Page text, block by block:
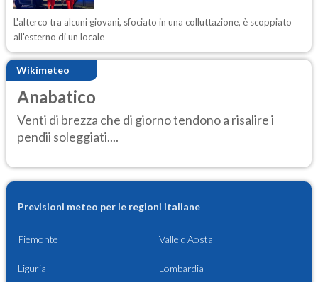
L'alterco tra alcuni giovani, sfociato in una colluttazione, è scoppiato
all'esterno di un locale
Wikimeteo
Anabatico
Venti di brezza che di giorno tendono a risalire i
pendii soleggiati....
Previsioni meteo per le regioni italiane
Piemonte Valle d'Aosta
Liguria Lombardia